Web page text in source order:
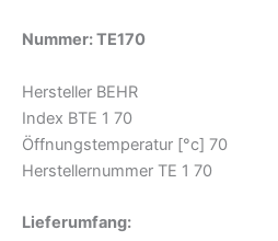
Nummer: TE170
Hersteller BEHR
Index BTE 1 70
Öffnungstemperatur [°c] 70
Herstellernummer TE 1 70
Lieferumfang: